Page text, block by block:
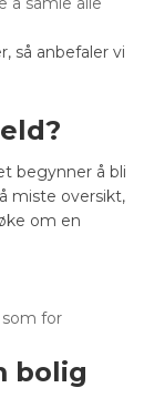
så anbefaler vi
begynner å bli
miste oversikt,
om en
for
bolig